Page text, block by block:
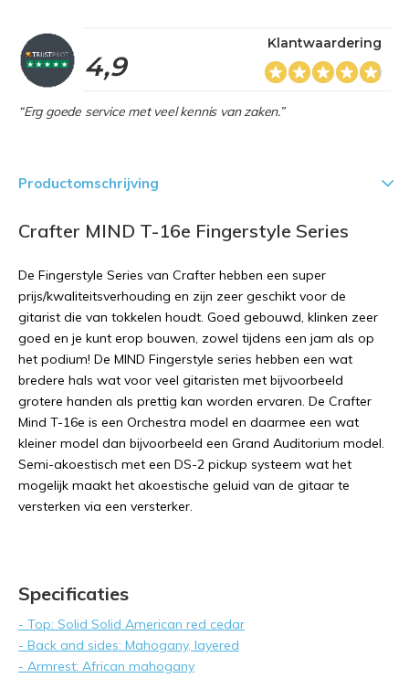
4,9
Klantwaardering
“Erg goede service met veel kennis van zaken.”
Productomschrijving
Crafter MIND T-16e Fingerstyle Series
De Fingerstyle Series van Crafter hebben een super
prijs/kwaliteitsverhouding en zijn zeer geschikt voor de
gitarist die van tokkelen houdt. Goed gebouwd, klinken zeer
goed en je kunt erop bouwen, zowel tijdens een jam als op
het podium! De MIND Fingerstyle series hebben een wat
bredere hals wat voor veel gitaristen met bijvoorbeeld
grotere handen als prettig kan worden ervaren. De Crafter
Mind T-16e is een Orchestra model en daarmee een wat
kleiner model dan bijvoorbeeld een Grand Auditorium model.
Semi-akoestisch met een DS-2 pickup systeem wat het
mogelijk maakt het akoestische geluid van de gitaar te
versterken via een versterker.
Specificaties
- Top: Solid Solid American red cedar
- Back and sides: Mahogany, layered
- Armrest: African mahogany